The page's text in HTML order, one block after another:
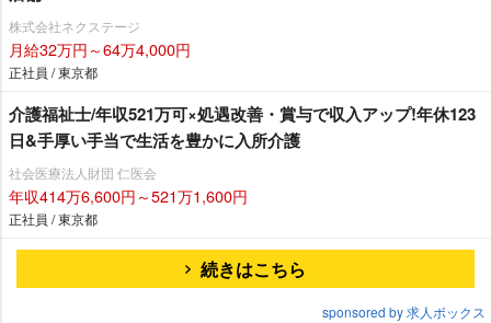
株式会社ネクステージ
月給32万円～64万4,000円
正社員 / 東京都
介護福祉士/年収521万可×処遇改善・賞与で収入アップ!年休123
日&手厚い手当で生活を豊かに入所介護
社会医療法人財団 仁医会
年収414万6,600円～521万1,600円
正社員 / 東京都
続きはこちら
sponsored by 求人ボックス